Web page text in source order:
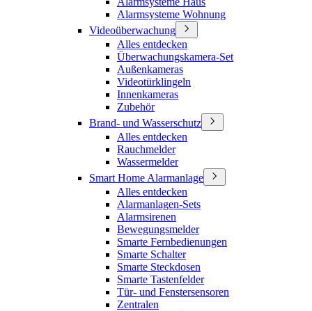
Alarmsysteme Wohnung
Videoüberwachung
Alles entdecken
Überwachungskamera-Set
Außenkameras
Videotürklingeln
Innenkameras
Zubehör
Brand- und Wasserschutz
Alles entdecken
Rauchmelder
Wassermelder
Smart Home Alarmanlage
Alles entdecken
Alarmanlagen-Sets
Alarmsirenen
Bewegungsmelder
Smarte Fernbedienungen
Smarte Schalter
Smarte Steckdosen
Smarte Tastenfelder
Tür- und Fenstersensoren
Zentralen